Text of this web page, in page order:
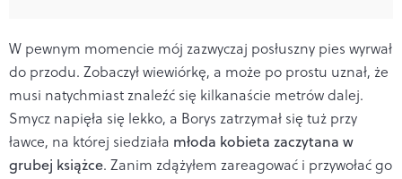
W pewnym momencie mój zazwyczaj posłuszny pies wyrwał
do przodu. Zobaczył wiewiórkę, a może po prostu uznał, że
musi natychmiast znaleźć się kilkanaście metrów dalej.
Smycz napięła się lekko, a Borys zatrzymał się tuż przy
ławce, na której siedziała młoda kobieta zaczytana w
grubej książce. Zanim zdążyłem zareagować i przywołać go